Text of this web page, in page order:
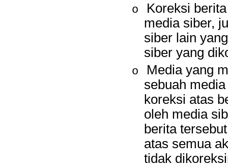
o
Koreksi
media siber,
siber lain
siber yang
o
Media yang
sebuah
koreksi atas
oleh media
berita
atas semua
tidak